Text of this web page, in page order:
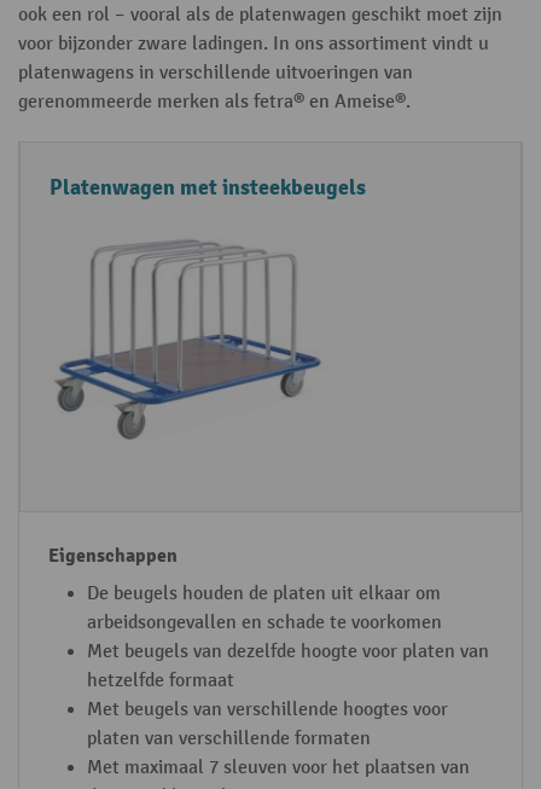
ook een rol – vooral als de platenwagen geschikt moet zijn
voor bijzonder zware ladingen. In ons assortiment vindt u
platenwagens in verschillende uitvoeringen van
gerenommeerde merken als fetra® en Ameise®.
T
p
l
a
a
g
e
n
E
g
s
c
n
T
e
s
s
Platenwagen met insteekbeugels
De beugels houden de platen uit elkaar om
arbeidsongevallen en schade te voorkomen
Met beugels van dezelfde hoogte voor platen van
hetzelfde formaat
Met beugels van verschillende hoogtes voor
platen van verschillende formaten
Met maximaal 7 sleuven voor het plaatsen van